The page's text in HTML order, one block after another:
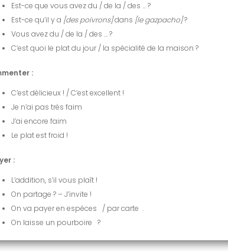
Est-ce que vous avez du / de la / des … ?
Est-ce qu’il y a [des poivrons]dans [le gazpacho]?
Vous avez du / de la / des … ?
C’est quoi le plat du jour / la spécialité de la maison ?
:
C’est délicieux ! / C’est excellent !
Je n’ai pas très faim
J’ai encore faim
Le plat est froid !
:
L’addition, s’il vous plaît !
On partage ? – J’invite !
On va payer en espèces / par carte .
On laisse un pourboire ?